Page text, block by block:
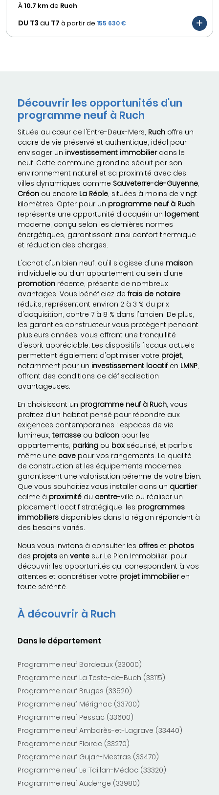
À10.7 kmde Ruch
DU T3 au T7 à partir de 155 630 €
Découvrir les opportunités d'un
programme neuf à Ruch
Située au cœur de l'Entre-Deux-Mers, Ruch offre un
cadre de vie préservé et authentique, idéal pour
envisager un investissement immobilierdans le
neuf. Cette commune girondine séduit par son
environnement naturel et sa proximité avec des
villes dynamiques comme Sauveterre-de-Guyenne,
Créon ou encore La Réole, situées à moins de vingt
kilomètres. Opter pour un programme neuf à Ruch
représente une opportunité d'acquérir un logement
moderne, conçu selon les dernières normes
énergétiques, garantissant ainsi confort thermique
et réduction des charges.
L'achat d'un bien neuf, qu'il s'agisse d'une maison
individuelle ou d'un appartement au sein d'une
promotion récente, présente de nombreux
avantages. Vous bénéficiez defrais de notaire
réduits, représentant environ 2 à 3 % du prix
d'acquisition, contre 7 à 8 % dans l'ancien. De plus,
les garanties constructeur vous protègent pendant
plusieurs années, vous offrant une tranquillité
d'esprit appréciable. Les dispositifs fiscaux actuels
permettent également d'optimiser votre projet,
notamment pour un investissement locatifen LMNP,
offrant des conditions de défiscalisation
avantageuses.
En choisissant un programme neuf à Ruch, vous
profitez d'un habitat pensé pour répondre aux
exigences contemporaines : espaces de vie
lumineux,terrasse ou balcon pour les
appartements, parking ou box sécurisé, et parfois
même une cave pour vos rangements. La qualité
de construction et les équipements modernes
garantissent une valorisation pérenne de votre bien.
Que vous souhaitiez vous installer dans un quartier
calme à proximité du centre-ville ou réaliser un
placement locatif stratégique, les programmes
immobiliers disponibles dans la région répondent à
des besoins variés.
Nous vous invitons à consulter les offres et photos
des projets en vente sur Le Plan Immobilier, pour
découvrir les opportunités qui correspondent à vos
attentes et concrétiser votre projet immobilieren
toute sérénité.
À découvrir à Ruch
Dans le département
Programme neuf Bordeaux (33000)
Programme neuf La Teste-de-Buch (33115)
Programme neuf Bruges (33520)
Programme neuf Mérignac (33700)
Programme neuf Pessac (33600)
Programme neuf Ambarès-et-Lagrave (33440)
Programme neuf Floirac (33270)
Programme neuf Gujan-Mestras (33470)
Programme neuf Le Taillan-Médoc (33320)
Programme neuf Audenge (33980)